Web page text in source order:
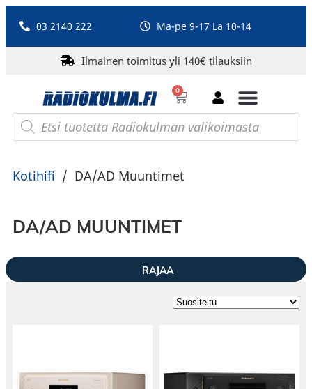
03 2140 222 Ma-pe 9-17 La 10-14
Ilmainen toimitus yli 140€ tilauksiin
0
Kotihifi / DA/AD Muuntimet
DA/AD MUUNTIMET
RAJAA